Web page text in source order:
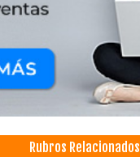
Rubros Relacionados